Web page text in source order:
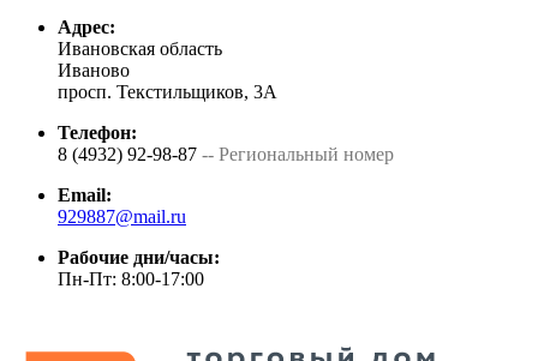
Адрес:
Ивановская область
Иваново
просп. Текстильщиков, 3А
Телефон:
8 (4932) 92-98-87 -- Региональный номер
Email:
929887@mail.ru
Рабочие дни/часы:
Пн-Пт: 8:00-17:00